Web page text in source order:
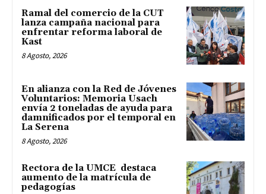
Ramal del comercio de la CUT
lanza campaña nacional para
enfrentar reforma laboral de
Kast
8 Agosto, 2026
En alianza con la Red de Jóvenes
Voluntarios: Memoria Usach
envía 2 toneladas de ayuda para
damnificados por el temporal en
La Serena
8 Agosto, 2026
Rectora de la UMCE destaca
aumento de la matrícula de
pedagogías